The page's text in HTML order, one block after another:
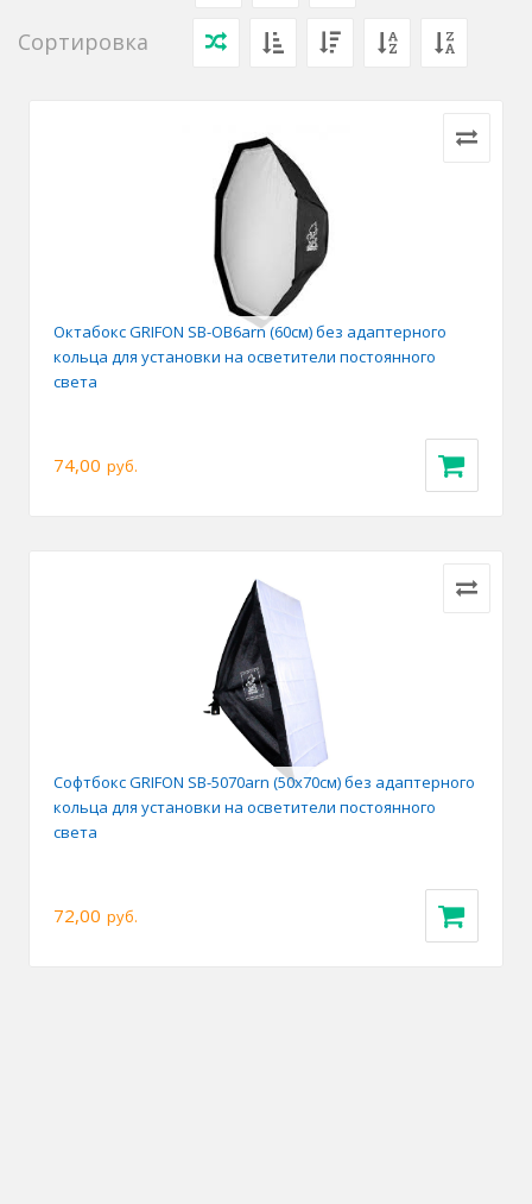
Сортировка
Октабокс GRIFON SB-OB6arn (60см) без адаптерного
кольца для установки на осветители постоянного
света
74,00 руб.
Софтбокс GRIFON SB-5070arn (50х70см) без адаптерного
кольца для установки на осветители постоянного
света
72,00 руб.